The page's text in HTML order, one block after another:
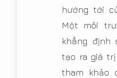
hướng tới
Một môi
khẳng định
tạo ra giá
tham khảo